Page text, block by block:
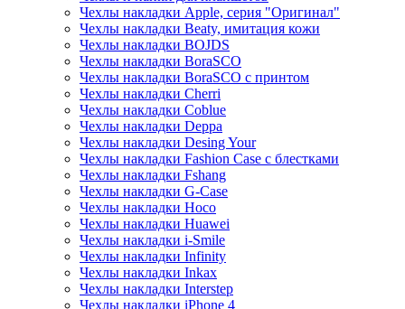
Чехлы накладки Apple, серия "Оригинал"
Чехлы накладки Beaty, имитация кожи
Чехлы накладки BOJDS
Чехлы накладки BoraSCO
Чехлы накладки BoraSCO с принтом
Чехлы накладки Cherri
Чехлы накладки Coblue
Чехлы накладки Deppa
Чехлы накладки Desing Your
Чехлы накладки Fashion Case с блестками
Чехлы накладки Fshang
Чехлы накладки G-Case
Чехлы накладки Hoco
Чехлы накладки Huawei
Чехлы накладки i-Smile
Чехлы накладки Infinity
Чехлы накладки Inkax
Чехлы накладки Interstep
Чехлы накладки iPhone 4